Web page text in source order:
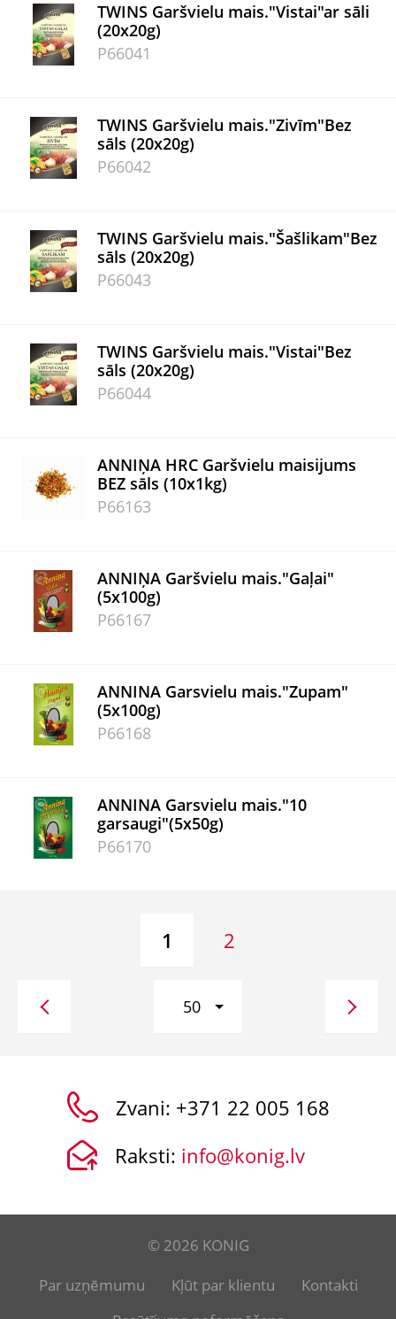
TWINS Garšvielu mais."Vistai"ar sāli
(20x20g)
P66041
TWINS Garšvielu mais."Zivīm"Bez
sāls (20x20g)
P66042
TWINS Garšvielu mais."Šašlikam"Bez
sāls (20x20g)
P66043
TWINS Garšvielu mais."Vistai"Bez
sāls (20x20g)
P66044
ANNIŅA HRC Garšvielu maisijums
BEZ sāls (10x1kg)
P66163
ANNIŅA Garšvielu mais."Gaļai"
(5x100g)
P66167
ANNINA Garsvielu mais."Zupam"
(5x100g)
P66168
ANNINA Garsvielu mais."10
garsaugi"(5x50g)
P66170
1 2
50
Zvani: +371 22 005 168
Raksti: info@konig.lv
© 2026 KONIG
Par uzņēmumu
Kļūt par klientu
Kontakti